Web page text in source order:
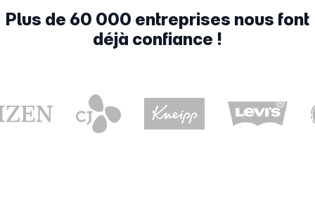
Plus de 60 000 entreprises nous font
déjà confiance !